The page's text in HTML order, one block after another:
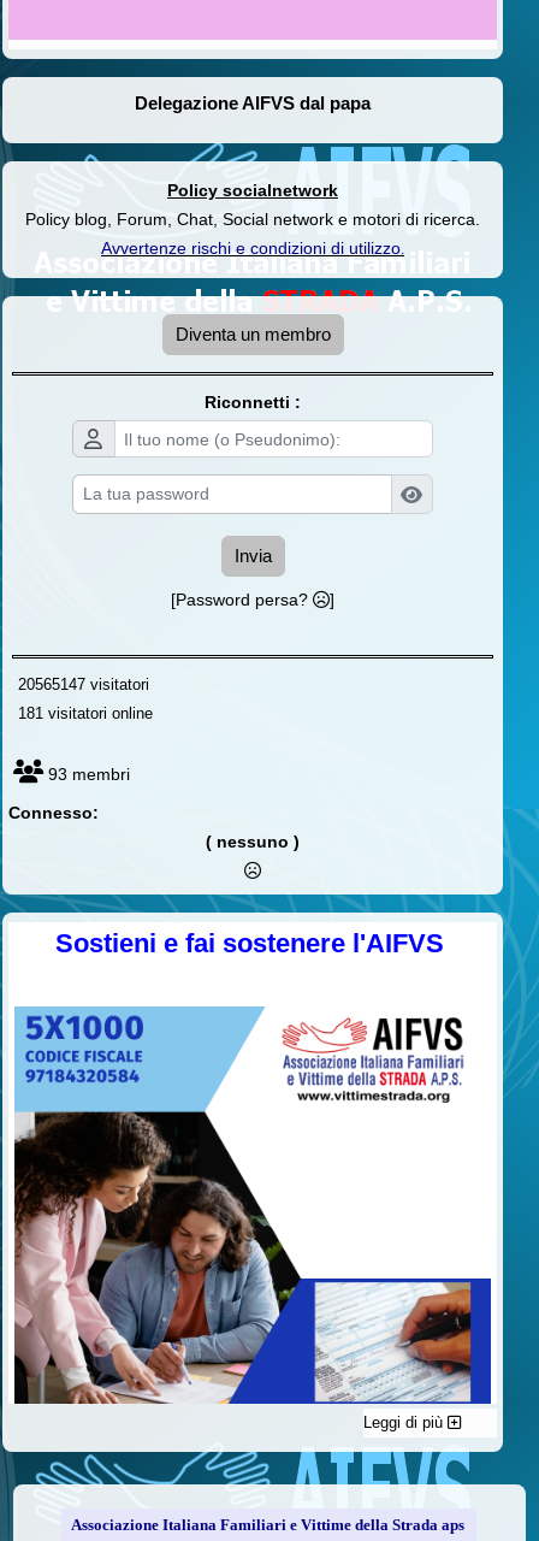
Delegazione AIFVS dal papa
Policy socialnetwork
Policy blog, Forum, Chat, Social network e motori di ricerca.
Avvertenze rischi e condizioni di utilizzo.
Diventa un membro
Riconnetti :
Invia
[Password persa? ]
20565147 visitatori
181 visitatori online
93 membri
Connesso:
( nessuno )
Sostieni e fai sostenere l'AIFVS
C'è un modo di contribuire alle attività dell’A.I.F.V.S. a favore
delle vittime della strada e per dare giustizia ai superstiti ed ai
loro familiari che non costa nulla: devolvere il 5 per mille della
Leggi di più
Associazione Italiana Familiari e Vittime della Strada aps